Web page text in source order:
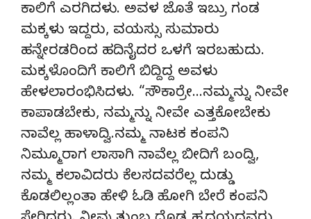
ಕಾಲಿಗೆ ಎರಗಿದಳು. ಅವಳ ಜೊತೆ ಇಬ್ರು ಗಂಡ
ಮಕ್ಕಳು ಇದ್ದರು, ವಯಸ್ಸು ಸುಮಾರು
ಹನ್ನೇರಡರಿಂದ ಹದಿನೈದರ ಒಳಗೆ ಇರಬಹುದು.
ಮಕ್ಕಳೊಂದಿಗೆ ಕಾಲಿಗೆ ಬಿದ್ದಿದ್ದ ಅವಳು
ಹೇಳಲಾರಂಭಿಸಿದಳು. “ಸೌಕಾರ್ರೇ…ನಮ್ಮನ್ನು ನೀವೇ
ಕಾಪಾಡಬೇಕು, ನಮ್ಮನ್ನು ನೀವೇ ಎತ್ತಕೋಬೇಕು
ನಾವೆಲ್ಲ ಹಾಳಾದ್ವಿ.ನಮ್ಮ ನಾಟಕ ಕಂಪನಿ
ನಿಮ್ಮೂರಾಗ ಲಾಸಾಗಿ ನಾವೆಲ್ಲ ಬೀದಿಗೆ ಬಂದ್ವಿ,
ನಮ್ಮ ಕಲಾವಿದರು ಕೆಲಸದವರೆಲ್ಲ ದುಡ್ಡು
ಕೊಡಲಿಲ್ಲಂತಾ ಹೇಳಿ ಓಡಿ ಹೋಗಿ ಬೇರೆ ಕಂಪನಿ